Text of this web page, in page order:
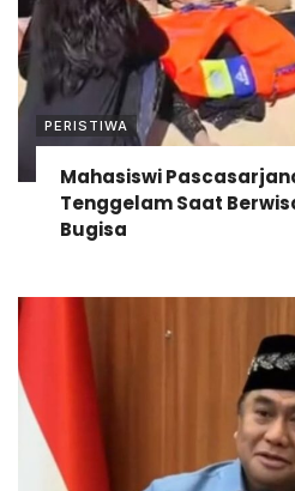
PERISTIWA
Mahasiswi
Tenggelam Saat
Bugisa